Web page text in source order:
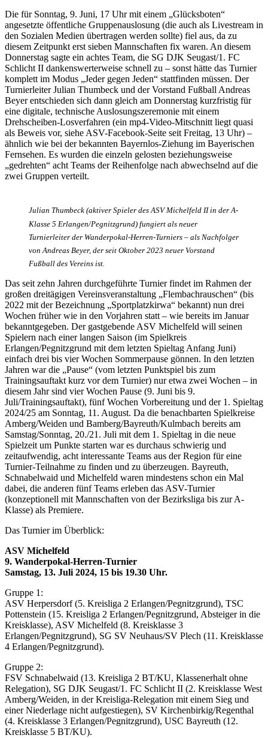
Die für Sonntag, 9. Juni, 17 Uhr mit einem „Glücksboten“
angesetzte öffentliche Gruppenauslosung (die auch als Livestream in
den Sozialen Medien übertragen werden sollte) fiel aus, da zu
diesem Zeitpunkt erst sieben Mannschaften fix waren. An diesem
Donnerstag sagte ein achtes Team, die SG DJK Seugast/1. FC
Schlicht II dankenswerterweise schnell zu – sonst hätte das Turnier
komplett im Modus „Jeder gegen Jeden“ stattfinden müssen. Der
Turnierleiter Julian Thumbeck und der Vorstand Fußball Andreas
Beyer entschieden sich dann gleich am Donnerstag kurzfristig für
eine digitale, technische Auslosungszeremonie mit einem
Drehscheiben-Losverfahren (ein mp4-Video-Mitschnitt liegt quasi
als Beweis vor, siehe ASV-Facebook-Seite seit Freitag, 13 Uhr) –
ähnlich wie bei der bekannten Bayernlos-Ziehung im Bayerischen
Fernsehen. Es wurden die einzeln gelosten beziehungsweise
„gedrehten“ acht Teams der Reihenfolge nach abwechselnd auf die
zwei Gruppen verteilt.
Julian Thumbeck (aktiver Spieler des ASV Michelfeld II in der A-
Klasse 5 Erlangen/Pegnitzgrund) fungiert als neuer
Turnierleiter der Wanderpokal-Herren-Turniers – als Nachfolger
von Andreas Beyer, der seit Oktober 2023 neuer Vorstand
Fußball des Vereins ist.
Das seit zehn Jahren durchgeführte Turnier findet im Rahmen der
großen dreitägigen Vereinsveranstaltung „Flembachrauschen“ (bis
2022 mit der Bezeichnung „Sportplatzkirwa“ bekannt) nun drei
Wochen früher wie in den Vorjahren statt – wie bereits im Januar
bekanntgegeben. Der gastgebende ASV Michelfeld will seinen
Spielern nach einer langen Saison (im Spielkreis
Erlangen/Pegnitzgrund mit dem letzten Spieltag Anfang Juni)
einfach drei bis vier Wochen Sommerpause gönnen. In den letzten
Jahren war die „Pause“ (vom letzten Punktspiel bis zum
Trainingsauftakt kurz vor dem Turnier) nur etwa zwei Wochen – in
diesem Jahr sind vier Wochen Pause (9. Juni bis 9.
Juli/Trainingsauftakt), fünf Wochen Vorbereitung und der 1. Spieltag
2024/25 am Sonntag, 11. August. Da die benachbarten Spielkreise
Amberg/Weiden und Bamberg/Bayreuth/Kulmbach bereits am
Samstag/Sonntag, 20./21. Juli mit dem 1. Spieltag in die neue
Spielzeit um Punkte starten war es durchaus schwierig und
zeitaufwendig, acht interessante Teams aus der Region für eine
Turnier-Teilnahme zu finden und zu überzeugen. Bayreuth,
Schnabelwaid und Michelfeld waren mindestens schon ein Mal
dabei, die anderen fünf Teams erleben das ASV-Turnier
(konzeptionell mit Mannschaften von der Bezirksliga bis zur A-
Klasse) als Premiere.
Das Turnier im Überblick:
ASV Michelfeld
9. Wanderpokal-Herren-Turnier
Samstag, 13. Juli 2024, 15 bis 19.30 Uhr.
Gruppe 1:
ASV Herpersdorf (5. Kreisliga 2 Erlangen/Pegnitzgrund), TSC
Pottenstein (15. Kreisliga 2 Erlangen/Pegnitzgrund, Absteiger in die
Kreisklasse), ASV Michelfeld (8. Kreisklasse 3
Erlangen/Pegnitzgrund), SG SV Neuhaus/SV Plech (11. Kreisklasse
4 Erlangen/Pegnitzgrund).
Gruppe 2:
FSV Schnabelwaid (13. Kreisliga 2 BT/KU, Klassenerhalt ohne
Relegation), SG DJK Seugast/1. FC Schlicht II (2. Kreisklasse West
Amberg/Weiden, in der Kreisliga-Relegation mit einem Sieg und
einer Niederlage nicht aufgestiegen), SV Kirchenbirkig/Regenthal
(4. Kreisklasse 3 Erlangen/Pegnitzgrund), USC Bayreuth (12.
Kreisklasse 5 BT/KU).